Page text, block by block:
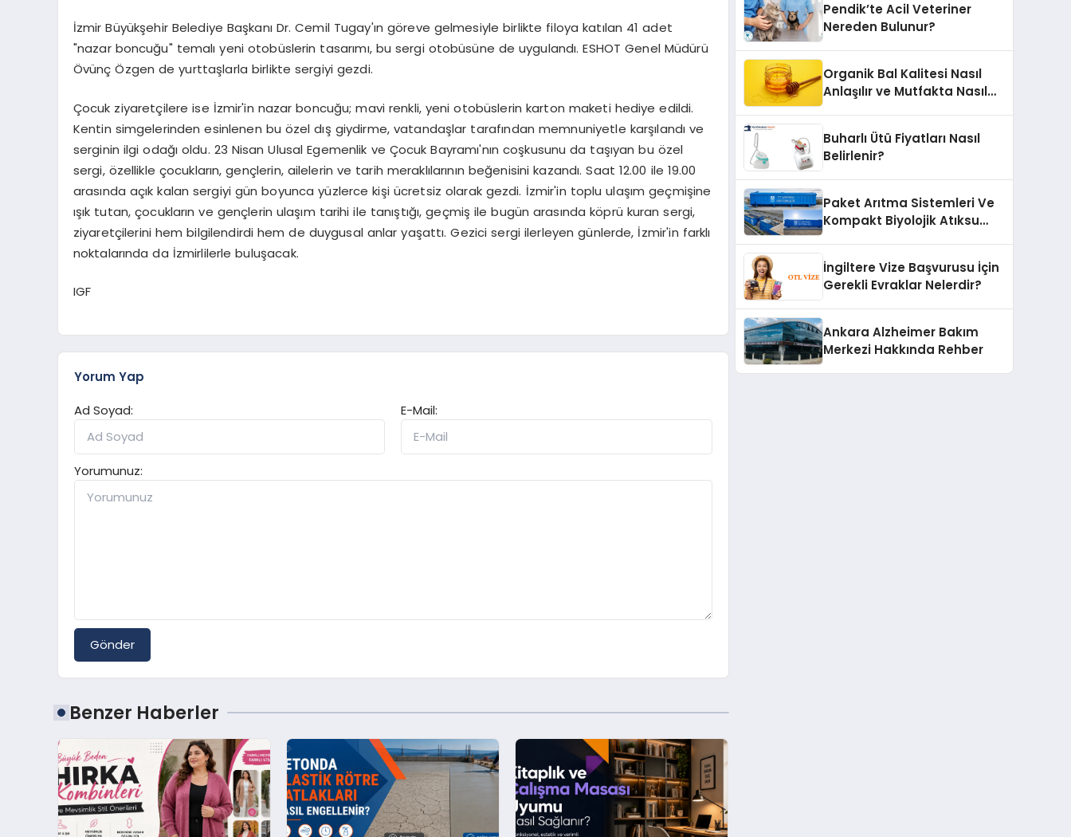
İzmir Büyükşehir Belediye Başkanı Dr. Cemil Tugay'ın göreve gelmesiyle birlikte filoya katılan 41 adet
"nazar boncuğu" temalı yeni otobüslerin tasarımı, bu sergi otobüsüne de uygulandı. ESHOT Genel Müdürü
Övünç Özgen de yurttaşlarla birlikte sergiyi gezdi.
Çocuk ziyaretçilere ise İzmir'in nazar boncuğu; mavi renkli, yeni otobüslerin karton maketi hediye edildi.
Kentin simgelerinden esinlenen bu özel dış giydirme, vatandaşlar tarafından memnuniyetle karşılandı ve
serginin ilgi odağı oldu. 23 Nisan Ulusal Egemenlik ve Çocuk Bayramı'nın coşkusunu da taşıyan bu özel
sergi, özellikle çocukların, gençlerin, ailelerin ve tarih meraklılarının beğenisini kazandı. Saat 12.00 ile 19.00
arasında açık kalan sergiyi gün boyunca yüzlerce kişi ücretsiz olarak gezdi. İzmir'in toplu ulaşım geçmişine
ışık tutan, çocukların ve gençlerin ulaşım tarihi ile tanıştığı, geçmiş ile bugün arasında köprü kuran sergi,
ziyaretçilerini hem bilgilendirdi hem de duygusal anlar yaşattı. Gezici sergi ilerleyen günlerde, İzmir'in farklı
noktalarında da İzmirlilerle buluşacak.
IGF
Yorum Yap
Ad Soyad:
E-Mail:
Yorumunuz:
Gönder
Benzer Haberler
Pendik’te Acil Veteriner
Nereden Bulunur?
Organik Bal Kalitesi Nasıl
Anlaşılır ve Mutfakta Nasıl
Buharlı Ütü Fiyatları Nasıl
Belirlenir?
Paket Arıtma Sistemleri Ve
Kompakt Biyolojik Atıksu
İngiltere Vize Başvurusu İçin
Gerekli Evraklar Nelerdir?
Ankara Alzheimer Bakım
Merkezi Hakkında Rehber